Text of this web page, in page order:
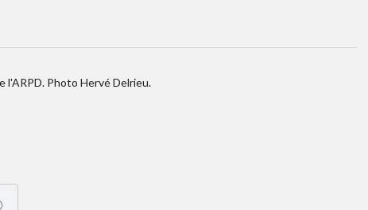
l'ARPD. Photo Hervé Delrieu.